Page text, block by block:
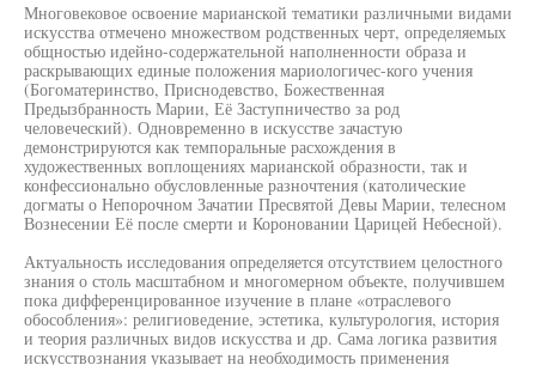
Многовековое освоение марианской тематики различными видами
искусства отмечено множеством родственных черт, определяемых
общностью идейно-содержательной наполненности образа и
раскрывающих единые положения мариологичес-кого учения
(Богоматеринство, Приснодевство, Божественная
Предызбранность Марии, Её Заступничество за род
человеческий). Одновременно в искусстве зачастую
демонстрируются как темпоральные расхождения в
художественных воплощениях марианской образности, так и
конфессионально обусловленные разночтения (католические
догматы о Непорочном Зачатии Пресвятой Девы Марии, телесном
Вознесении Её после смерти и Короновании Царицей Небесной).
Актуальность исследования определяется отсутствием целостного
знания о столь масштабном и многомерном объекте, получившем
пока дифференцированное изучение в плане «отраслевого
обособления»: религиоведение, эстетика, культурология, история
и теория различных видов искусства и др. Сама логика развития
искусствознания указывает на необходимость применения